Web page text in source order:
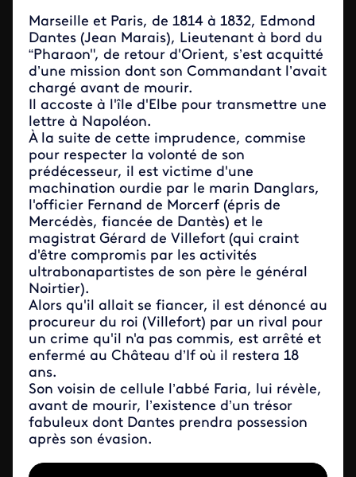
Marseille et Paris, de 1814 à 1832, Edmond
Dantes (Jean Marais), Lieutenant à bord du
“Pharaon", de retour d'Orient, s’est acquitté
d’une mission dont son Commandant l’avait
chargé avant de mourir.
Il accoste à l'île d'Elbe pour transmettre une
lettre à Napoléon.
À la suite de cette imprudence, commise
pour respecter la volonté de son
prédécesseur, il est victime d'une
machination ourdie par le marin Danglars,
l'officier Fernand de Morcerf (épris de
Mercédès, fiancée de Dantès) et le
magistrat Gérard de Villefort (qui craint
d'être compromis par les activités
ultrabonapartistes de son père le général
Noirtier).
Alors qu'il allait se fiancer, il est dénoncé au
procureur du roi (Villefort) par un rival pour
un crime qu'il n'a pas commis, est arrêté et
enfermé au Château d’If où il restera 18
ans.
Son voisin de cellule l’abbé Faria, lui révèle,
avant de mourir, l’existence d’un trésor
fabuleux dont Dantes prendra possession
après son évasion.
Iframe